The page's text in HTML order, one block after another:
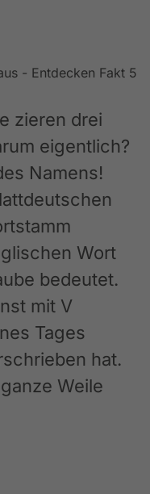
zieren drei
eigentlich?
Namens!
Wort
bedeutet.
mit V
Tages
hat.
Weile